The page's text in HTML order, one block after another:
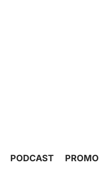
PODCAST
PROMO